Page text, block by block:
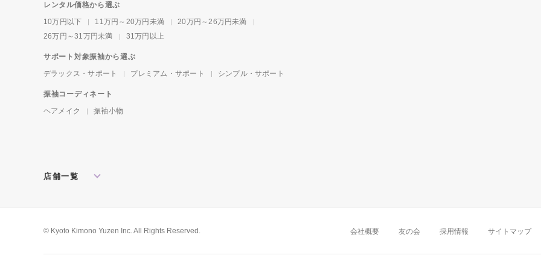
レンタル価格から選ぶ
10万円以下
11万円～20万円未満
20万円～26万円未満
26万円～31万円未満
31万円以上
サポート対象振袖から選ぶ
デラックス・サポート
プレミアム・サポート シンプル・サポート
振袖コーディネート
ヘアメイク
振袖小物
店舗一覧
松戸店
東京本館 新宿店
八王子店
近畿
大阪難波店 京
岡山店 広島店
© Kyoto Kimono Yuzen Inc. All Rights Reserved. 会社概要 友の会 採用情報 サイトマップ